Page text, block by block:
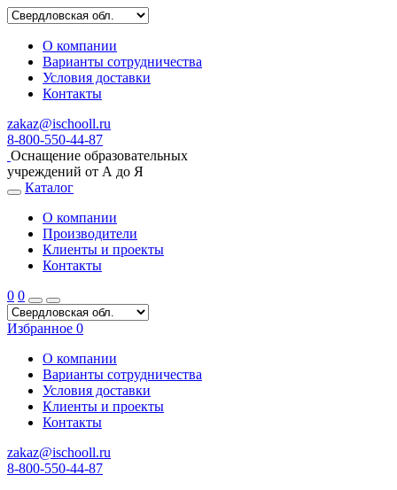
О компании
Варианты сотрудничества
Условия доставки
Контакты
zakaz@ischooll.ru
8-800-550-44-87
Оснащение образовательных
учреждений от А до Я
Каталог
О компании
Производители
Клиенты и проекты
Контакты
0 0
Избранное 0
О компании
Варианты сотрудничества
Условия доставки
Клиенты и проекты
Контакты
zakaz@ischooll.ru
8-800-550-44-87